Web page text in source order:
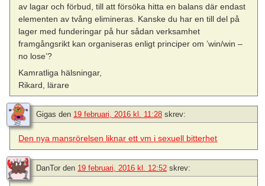
av lagar och förbud, till att försöka hitta en balans där endast
elementen av tvång elimineras. Kanske du har en till del på
lager med funderingar på hur sådan verksamhet
framgångsrikt kan organiseras enligt principer om ’win/win –
no lose’?
Kamratliga hälsningar,
Rikard, lärare
Gigas den 19 februari, 2016 kl. 11:28 skrev:
Den nya mansrörelsen liknar ett vm i sexuell bitterhet
DanTor den 19 februari, 2016 kl. 12:52 skrev: